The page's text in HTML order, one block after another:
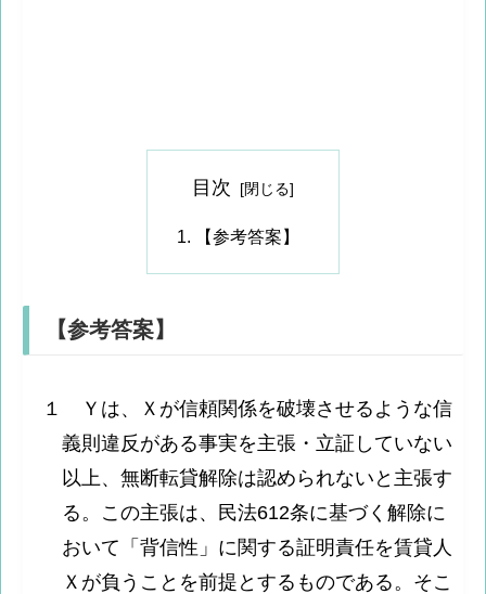
目次
【参考答案】
【参考答案】
１ Ｙは、Ｘが信頼関係を破壊させるような信
義則違反がある事実を主張・立証していない
以上、無断転貸解除は認められないと主張す
る。この主張は、民法612条に基づく解除に
おいて「背信性」に関する証明責任を賃貸人
Ｘが負うことを前提とするものである。そこ